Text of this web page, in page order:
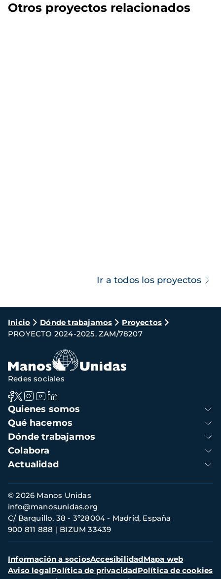
Otros proyectos relacionados
Ir a todos los proyectos
Ruta
de
navegación
Inicio Dónde trabajamos
Proyectos
PROYECTO 2024-2025. ZAM/78207
Navegación
principal
Quienes somos
Qué hacemos
Dónde trabajamos
Colabora
Actualidad
Redes sociales
Información
de
contacto
© 2026 Manos Unidas
C/ Barquillo, 38 - 3º28004 - Madrid, España
900 811 888
BIZUM 33439
info@manosunidas.org
Menú
secundario
Información a sociosAccesibilidadMapa web
Aviso legalPolítica de privacidadPolítica de cookies